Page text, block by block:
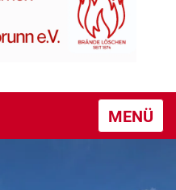
MENÜ